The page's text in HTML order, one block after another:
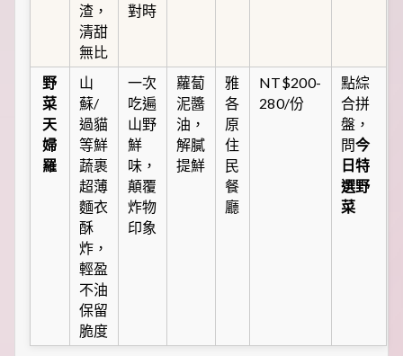
渣，
清甜
無比
對時
野
菜
天
婦
羅
山
蘇/
過貓
等鮮
蔬裹
超薄
麵衣
酥
炸，
輕盈
不油
保留
脆度
一次
吃遍
山野
鮮
味，
顛覆
炸物
印象
蘿蔔
泥醬
油，
解膩
提鮮
雅
各
原
住
民
餐
廳
NT$200-
280/份
點綜
合拼
盤，
問今
日特
選野
菜